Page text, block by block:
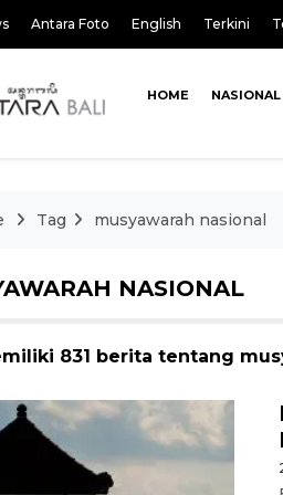
Antara Foto English Terkini
HOME NASIONAL
Tag musyawarah nasional
NASIONAL
831 berita tentang